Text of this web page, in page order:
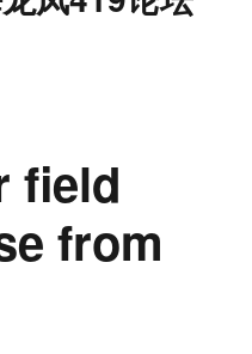
field
from